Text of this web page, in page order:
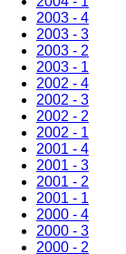
2003 - 4
2003 - 3
2003 - 2
2003 - 1
2002 - 4
2002 - 3
2002 - 2
2002 - 1
2001 - 4
2001 - 3
2001 - 2
2001 - 1
2000 - 4
2000 - 3
2000 - 2